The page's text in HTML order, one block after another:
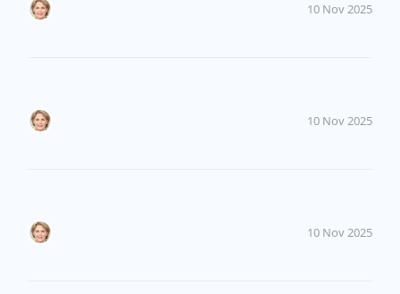
10 Nov 2025
10 Nov 2025
10 Nov 2025